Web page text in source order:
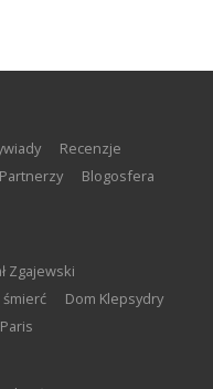
recenzje
partnerzy
blogosfera
Zgajewski
śmierć
Dom Klepsydry